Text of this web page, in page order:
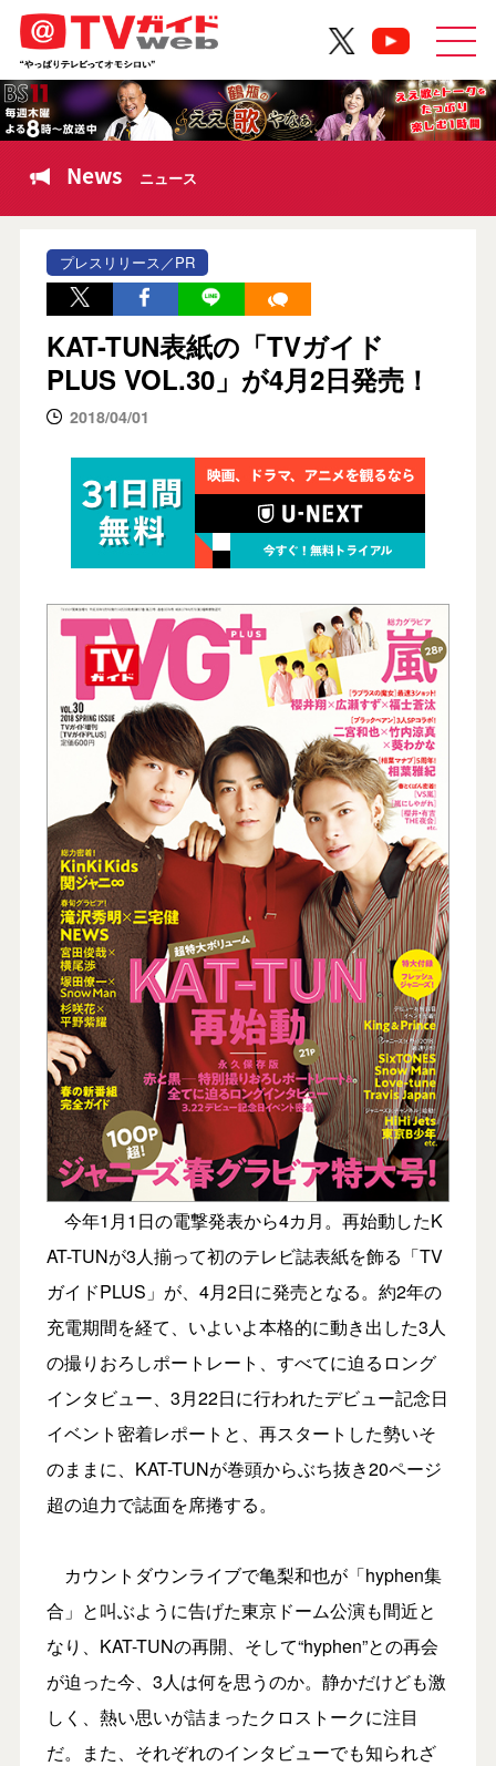
News ニュース
プレスリリース／PR
KAT-TUN表紙の「TVガイド
PLUS VOL.30」が4月2日発売！
2018/04/01
今年1月1日の電撃発表から4カ月。再始動したK
AT-TUNが3人揃って初のテレビ誌表紙を飾る「TV
ガイドPLUS」が、4月2日に発売となる。約2年の
充電期間を経て、いよいよ本格的に動き出した3人
の撮りおろしポートレート、すべてに迫るロング
インタビュー、3月22日に行われたデビュー記念日
イベント密着レポートと、再スタートした勢いそ
のままに、KAT-TUNが巻頭からぶち抜き20ページ
超の迫力で誌面を席捲する。
カウントダウンライブで亀梨和也が「hyphen集
合」と叫ぶように告げた東京ドーム公演も間近と
なり、KAT-TUNの再開、そして“hyphen”との再会
が迫った今、3人は何を思うのか。静かだけども激
しく、熱い思いが詰まったクロストークに注目
だ。また、それぞれのインタビューでも知られざ